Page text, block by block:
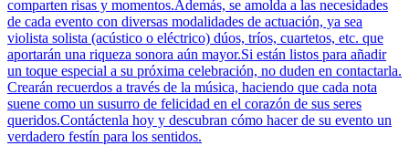
comparten risas y momentos.Además, se amolda a las necesidades
de cada evento con diversas modalidades de actuación, ya sea
violista solista (acústico o eléctrico) dúos, tríos, cuartetos, etc. que
aportarán una riqueza sonora aún mayor.Si están listos para añadir
un toque especial a su próxima celebración, no duden en contactarla.
Crearán recuerdos a través de la música, haciendo que cada nota
suene como un susurro de felicidad en el corazón de sus seres
queridos.Contáctenla hoy y descubran cómo hacer de su evento un
verdadero festín para los sentidos.